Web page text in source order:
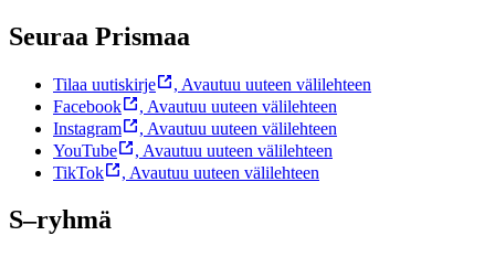
Seuraa Prismaa
Tilaa uutiskirje , Avautuu uuteen välilehteen
Facebook
, Avautuu uuteen välilehteen
Instagram
, Avautuu uuteen välilehteen
YouTube
, Avautuu uuteen välilehteen
TikTok
, Avautuu uuteen välilehteen
S–ryhmä